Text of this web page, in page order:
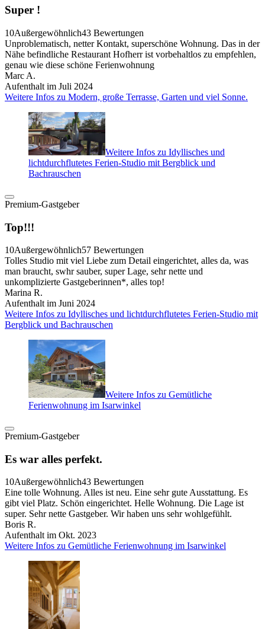
Super !
10Außergewöhnlich43 Bewertungen
Unproblematisch, netter Kontakt, superschöne Wohnung. Das in der
Nähe befindliche Restaurant Hofherr ist vorbehaltlos zu empfehlen,
genau wie diese schöne Ferienwohnung
Marc A.
Aufenthalt im Juli 2024
Weitere Infos zu Modern, große Terrasse, Garten und viel Sonne.
Weitere Infos zu Idyllisches und
lichtdurchflutetes Ferien-Studio mit Bergblick und
Bachrauschen
Premium-Gastgeber
Top!!!
10Außergewöhnlich57 Bewertungen
Tolles Studio mit viel Liebe zum Detail eingerichtet, alles da, was
man braucht, swhr sauber, super Lage, sehr nette und
unkomplizierte Gastgeberinnen*, alles top!
Marina R.
Aufenthalt im Juni 2024
Weitere Infos zu Idyllisches und lichtdurchflutetes Ferien-Studio mit
Bergblick und Bachrauschen
Weitere Infos zu Gemütliche
Ferienwohnung im Isarwinkel
Premium-Gastgeber
Es war alles perfekt.
10Außergewöhnlich43 Bewertungen
Eine tolle Wohnung. Alles ist neu. Eine sehr gute Ausstattung. Es
gibt viel Platz. Schön eingerichtet. Helle Wohnung. Die Lage ist
super. Sehr nette Gastgeber. Wir haben uns sehr wohlgefühlt.
Boris R.
Aufenthalt im Okt. 2023
Weitere Infos zu Gemütliche Ferienwohnung im Isarwinkel